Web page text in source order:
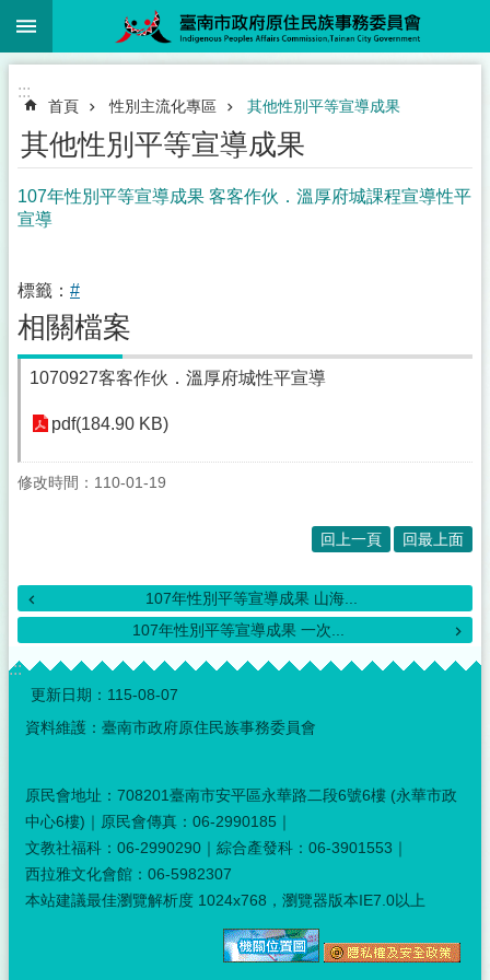
跳到主要內容區塊
:::
首頁 性別主流化專區 其他性別平等宣導成果
其他性別平等宣導成果
107年性別平等宣導成果 客客作伙．溫厚府城課程宣導性平
宣導
標籤： #
相關檔案
1070927客客作伙．溫厚府城性平宣導
pdf(184.90 KB)
修改時間：110-01-19
回上一頁 回最上面
107年性別平等宣導成果 山海...
107年性別平等宣導成果 一次...
:::
更新日期： 115-08-07
資料維護：臺南市政府原住民族事務委員會
原民會地址：708201臺南市安平區永華路二段6號6樓 (永華市政
中心6樓)｜原民會傳真：06-2990185｜
文教社福科：06-2990290｜綜合產發科：06-3901553｜
西拉雅文化會館：06-5982307
本站建議最佳瀏覽解析度 1024x768，瀏覽器版本IE7.0以上